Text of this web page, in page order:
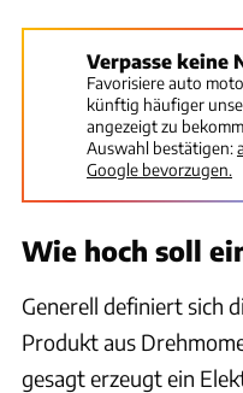
Verpasse keine
Favorisiere auto
künftig häufiger
angezeigt zu
Auswahl bestätigen:
Google bevorzugen.
Wie hoch soll
Generell definiert sich
Produkt aus
gesagt erzeugt ein